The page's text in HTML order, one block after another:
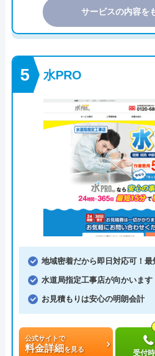
サービスの内容を
水PRO
地域密着だから即日対応可！
水道局指定工事店が向かいます
お見積もりは安心の明朗会計
公式サイトで
料金詳細を見る 受付